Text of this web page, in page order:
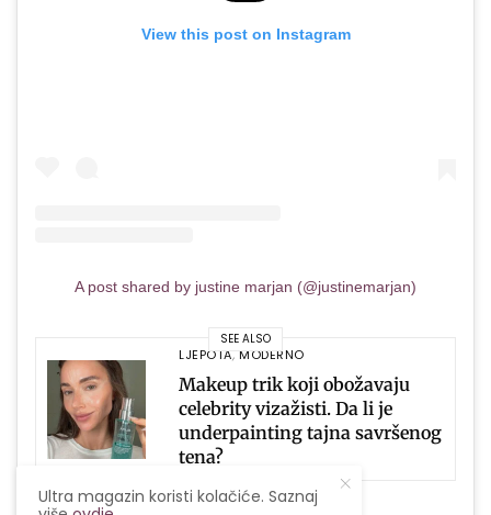
View this post on Instagram
A post shared by justine marjan (@justinemarjan)
SEE ALSO
LJEPOTA, MODERNO
Makeup trik koji obožavaju
celebrity vizažisti. Da li je
underpainting tajna savršenog
tena?
Ultra magazin koristi kolačiće. Saznaj